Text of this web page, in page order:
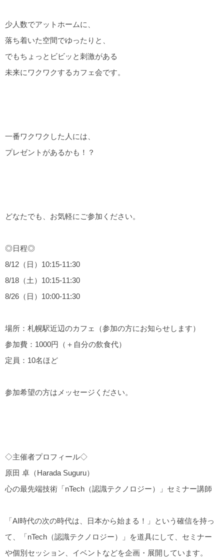
少人数でアットホームに、
落ち着いた空間でゆったりと、
でもちょっとビビッと刺激がある
未来にワクワクするカフェ会です。
一番ワクワクした人には、
プレゼントがあるかも！？
どなたでも、お気軽にご参加ください。
◎日程◎
8/12（日）10:15-11:30
8/18（土）10:15-11:30
8/26（日）10:00-11:30
場所：札幌駅近辺のカフェ（参加の方にお知らせします）
参加費：1000円（＋自分の飲食代）
定員：10名ほど
参加希望の方はメッセージください。
◇主催者プロフィール◇
原田 卓（Harada Suguru）
心の最先端技術「nTech（認識テクノロジー）」セミナー講師
「AI時代の次の時代は、日本から始まる！」という確信を持っ
て、「nTech（認識テクノロジー）」を道具にして、セミナー
や個別セッション、イベントなどを企画・展開しています。